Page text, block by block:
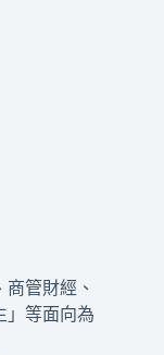
管財經、
」等面向為